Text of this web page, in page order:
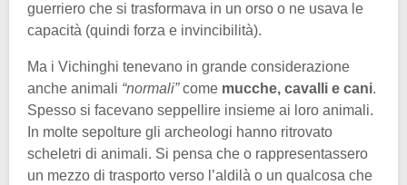
guerriero che si trasformava in un orso o ne usava le
capacità (quindi forza e invincibilità).
Ma i Vichinghi tenevano in grande considerazione
anche animali “normali”come mucche, cavalli e cani.
Spesso si facevano seppellire insieme ai loro animali.
In molte sepolture gli archeologi hanno ritrovato
scheletri di animali. Si pensa che o rappresentassero
un mezzo di trasporto verso l’aldilà o un qualcosa che